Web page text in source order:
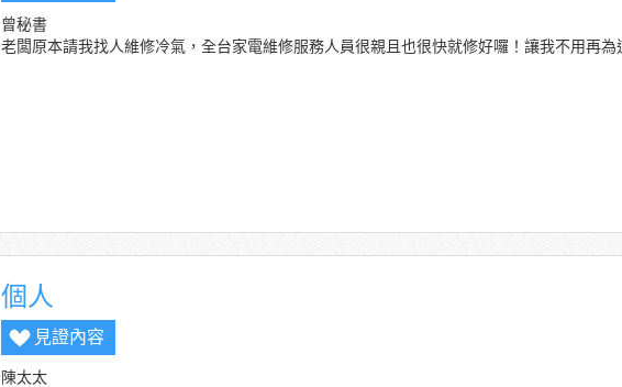
曾秘書
老闆原本請我找人維修冷氣，全台家電維修服務人員很親且也很快就修好囉！讓我不用再為
個人
見證內容
陳太太